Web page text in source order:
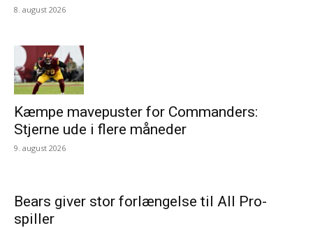
8. august 2026
Kæmpe mavepuster for Commanders:
Stjerne ude i flere måneder
9. august 2026
Bears giver stor forlængelse til All Pro-
spiller